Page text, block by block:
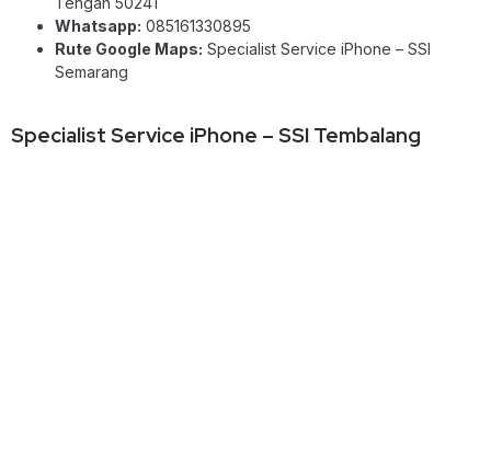
Whatsapp: 085161330895
Rute Google Maps: Specialist Service iPhone – SSI
Semarang
Specialist Service iPhone – SSI Tembalang